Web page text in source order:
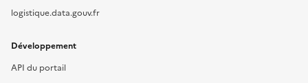
logistique.data.gouv.fr
Développement
API du portail